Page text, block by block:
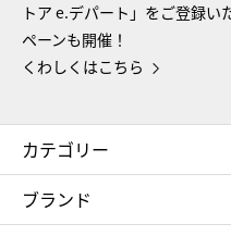
トア e.デパート」をご登録
ペーンも開催！
くわしくはこちら
カテゴリー
コスメ＆ビューティー
ギフト
ブランド